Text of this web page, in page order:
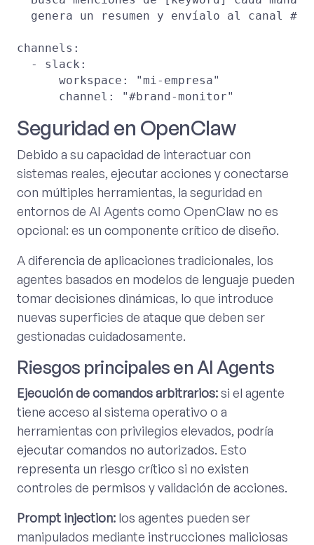
genera un resumen y envíalo al canal
channels:
  - slack:
      workspace: "mi-empresa"
Seguridad en OpenClaw
Debido a su capacidad de interactuar con
sistemas reales, ejecutar acciones y conectarse
con múltiples herramientas, la seguridad en
entornos de AI Agents como OpenClaw no es
opcional: es un componente crítico de diseño.
A diferencia de aplicaciones tradicionales, los
agentes basados en modelos de lenguaje pueden
tomar decisiones dinámicas, lo que introduce
nuevas superficies de ataque que deben ser
gestionadas cuidadosamente.
Riesgos principales en AI Agents
Ejecución de comandos arbitrarios:si el agente
tiene acceso al sistema operativo o a
herramientas con privilegios elevados, podría
ejecutar comandos no autorizados. Esto
representa un riesgo crítico si no existen
controles de permisos y validación de acciones.
Prompt injection: los agentes pueden ser
manipulados mediante instrucciones maliciosas